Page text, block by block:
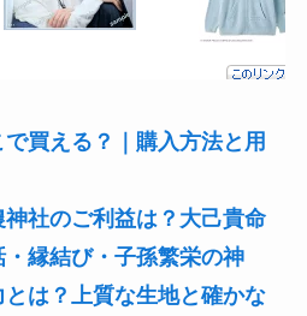
買える？｜購入方法と用
社のご利益は？大己貴命
縁結び・子孫繁栄の神
は？上質な生地と確かな